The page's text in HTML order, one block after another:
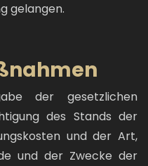
gelangen.
der gesetzlichen
des Stands der
und der Art,
und der Zwecke der